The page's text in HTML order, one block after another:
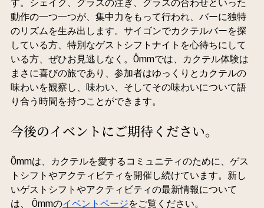
す。シェイク、グラスの注ぎ、グラスの合わせといった
動作の一つ一つが、集中力をもって行われ、バーに独特
のリズムを生み出します。サイゴンでカクテルバーを探
している方、特別なゲストシフトナイトを心待ちにして
いる方、ぜひお見逃しなく。Ômmでは、カクテル体験は
まさに喜びの旅であり、参加者はゆっくりとカクテルの
味わいを観察し、味わい、そしてその味わいについて語
り合う時間を持つことができます。
今後のイベントにご期待ください。
Ômmは、カクテルを愛するコミュニティのために、ゲス
トシフトやアクティビティを開催し続けています。 新し
いゲストシフトやアクティビティの最新情報について
は、
Ômmのイベントページをご覧ください。